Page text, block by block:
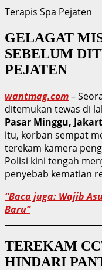
Terapis Spa Pejaten
GELAGAT
SEBELUM
PEJATEN
wantmag.com–
ditemukan tewas di
Pasar Minggu,
itu, korban sempat
terekam kamera
Polisi kini tengah
penyebab kematian
“Baca juga: Wajib
Baru”
TEREKAM
HINDARI